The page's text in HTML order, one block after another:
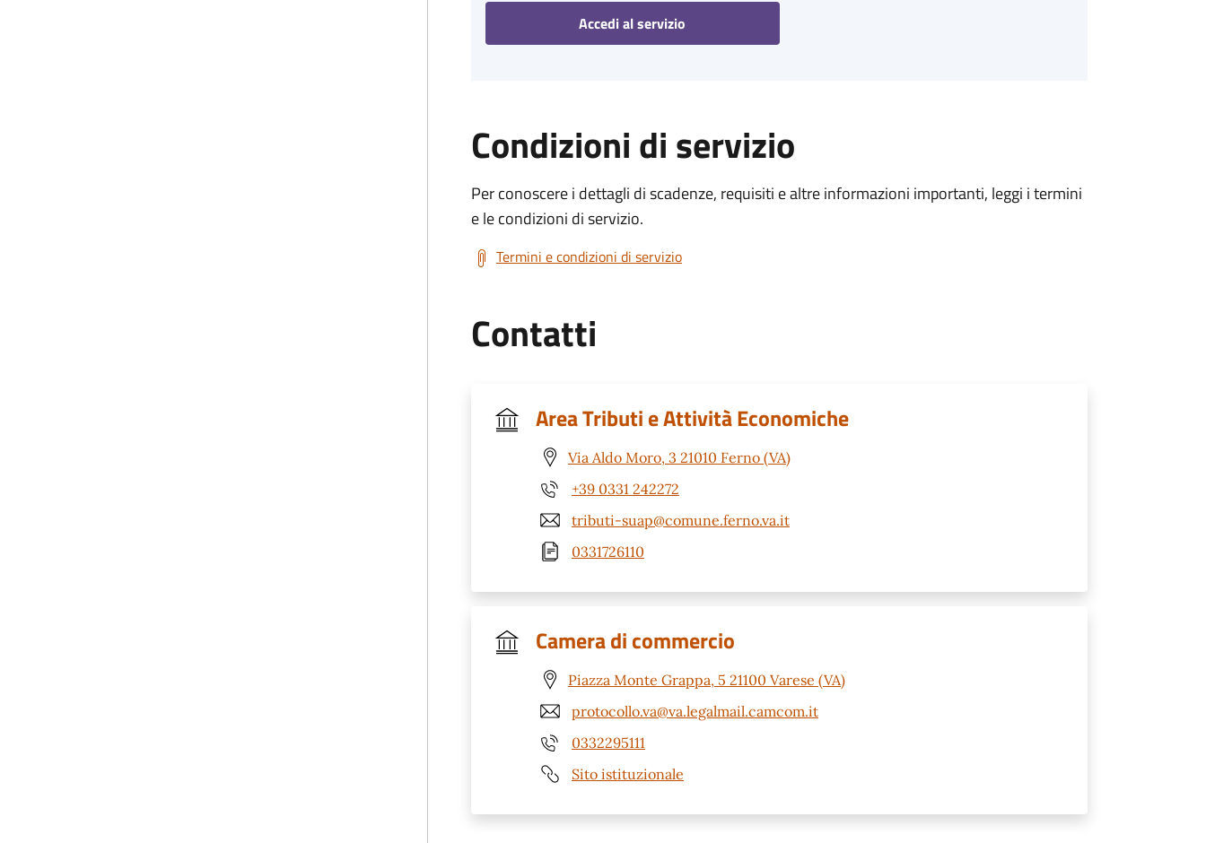
Accedi al servizio
Condizioni di servizio
Per conoscere i dettagli di scadenze, requisiti e altre informazioni importanti, leggi i termini
e le condizioni di servizio.
Termini e condizioni di servizio
Contatti
Area Tributi e Attività Economiche
Via Aldo Moro, 3 21010 Ferno (VA)
+39 0331 242272
tributi-suap@comune.ferno.va.it
0331726110
Camera di commercio
Piazza Monte Grappa, 5 21100 Varese (VA)
protocollo.va@va.legalmail.camcom.it
0332295111
Sito istituzionale